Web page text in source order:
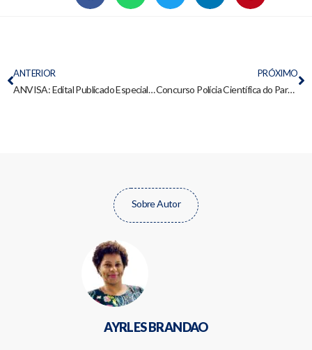
ANTERIOR
ANVISA: Edital Publicado Especialista em Regulação R$ 17 mil
PRÓXIMO
Concurso Polícia Científica do Paraná: rumo aos R$ 26 mil com uma discursiva nota 10
Sobre Autor
AYRLES BRANDAO